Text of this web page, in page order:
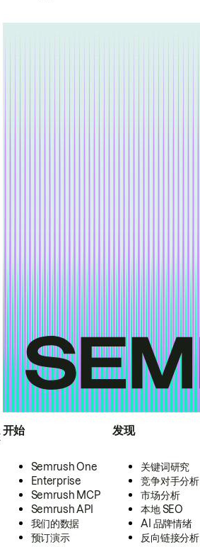
开始
Semrush One
Enterprise
Semrush MCP
Semrush API
我们的数据
预订演示
发现
关键词研究
竞争对手分析
市场分析
本地 SEO
AI 品牌情绪
反向链接分析